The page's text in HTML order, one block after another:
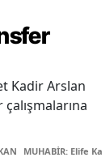
Kadir Arslan
MUHABİR: Elife